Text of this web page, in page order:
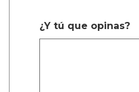
¿Y tú que opinas?